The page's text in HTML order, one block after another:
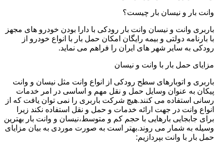
وانت بار و نیسان بار چیست؟
باربری وانت و نیسان وانت بار رودکی با دارا بودن خودرو های مجهز
با بارنامه دولتی و بیمه رایگان امکان حمل بار با انواع خودرو از
رودکی به سایر شهر های ایران را فراهم می نماید.
مزایای حمل بار با وانت و نیسان
باربری و اتوبارهای سطح رودکی از انواع وانت مثل نیسان و وانت
پیکان به عنوان وسایل حمل و نقل مهم و اساسی در امر خدمات
رسانی استفاده می کنند.هیچ شرکت باربری را نمی توان یافت که از
انواع وانت در جهت ارائه خدمات و حمل و نقل استفاده نکند زیرا
برای جابجایی بارهایی با حجم کم و متوسط،نیسان و وانت بار بهترین
وسیله به شمار می روند.بهتر است به صورت موردی به بیان مزایای
حمل بار با وانت بپردازیم: